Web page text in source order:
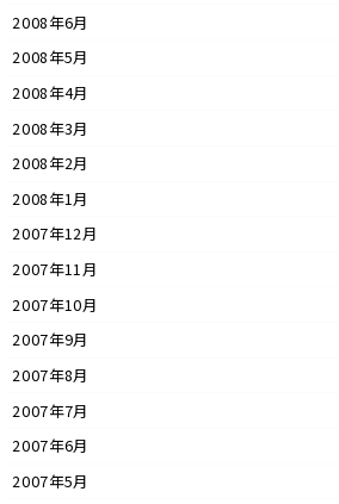
2008年6月
2008年5月
2008年4月
2008年3月
2008年2月
2008年1月
2007年12月
2007年11月
2007年10月
2007年9月
2007年8月
2007年7月
2007年6月
2007年5月